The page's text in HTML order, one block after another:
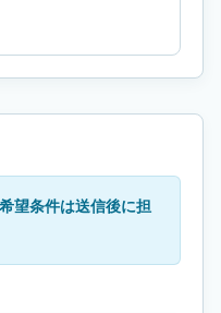
望条件は送信後に担